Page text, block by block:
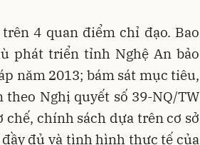
4 quan điểm chỉ đạo. Bao
phát triển tỉnh Nghệ An bảo
năm 2013; bám sát mục tiêu,
Nghị quyết số 39-NQ/TW
chính sách dựa trên cơ sở
đủ và tình hình thực tế của